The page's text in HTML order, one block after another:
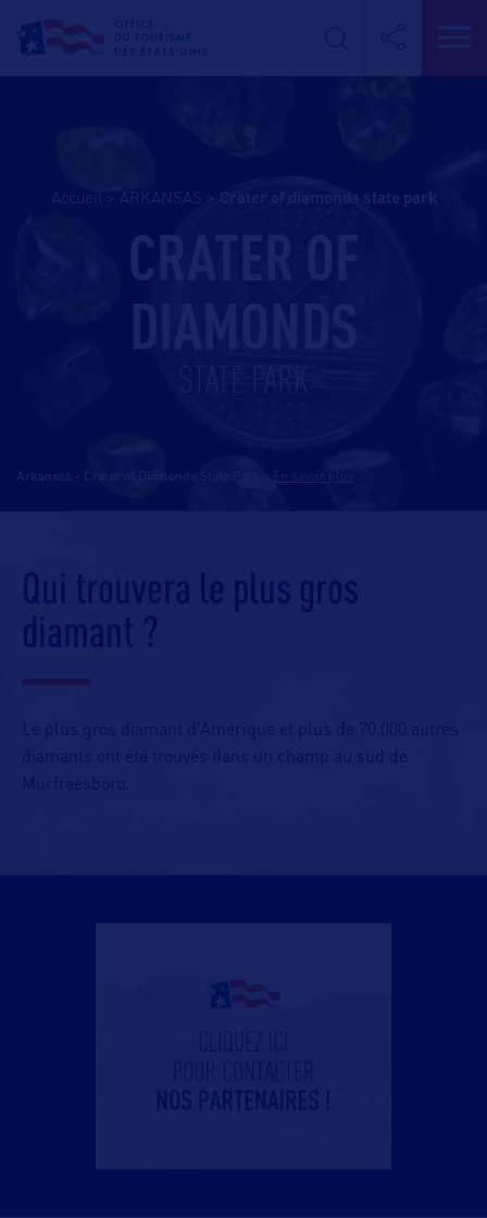
Accueil ARKANSAS crater of diamonds state park
CRATER OF
DIAMONDS
Arkansas - Crater of Diamonds State Park
Qui trouvera le plus gros
Le plus gros diamant d’Amérique et plus de 70.000 autres
diamants ont été trouvés dans un champ au sud de
Murfreesboro.